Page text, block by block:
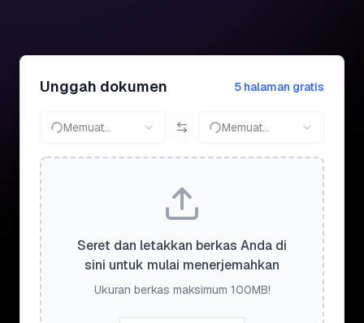
Unggah dokumen 5 halaman gratis
Memuat... Memuat...
Seret dan letakkan berkas Anda di
sini untuk mulai menerjemahkan
Ukuran berkas maksimum 100MB!